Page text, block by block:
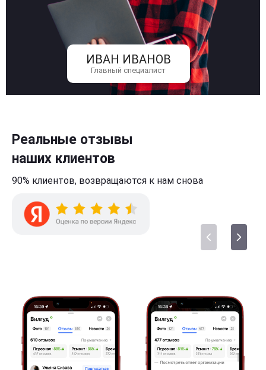
ИВАН ИВАНОВ
Главный специалист
Реальные отзывы
наших клиентов
90% клиентов, возвращаются к нам снова